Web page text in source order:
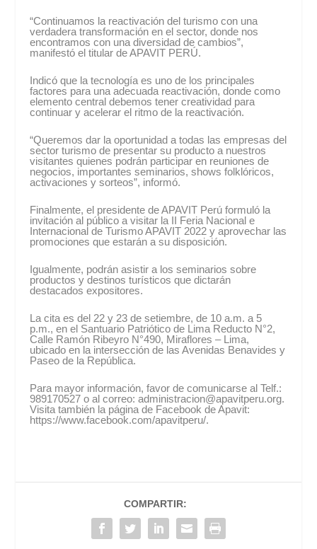
“Continuamos la reactivación del turismo con una
verdadera transformación en el sector, donde nos
encontramos con una diversidad de cambios”,
manifestó el titular de APAVIT PERÚ.
Indicó que la tecnología es uno de los principales
factores para una adecuada reactivación, donde como
elemento central debemos tener creatividad para
continuar y acelerar el ritmo de la reactivación.
“Queremos dar la oportunidad a todas las empresas del
sector turismo de presentar su producto a nuestros
visitantes quienes podrán participar en reuniones de
negocios, importantes seminarios, shows folklóricos,
activaciones y sorteos”, informó.
Finalmente, el presidente de APAVIT Perú formuló la
invitación al público a visitar la II Feria Nacional e
Internacional de Turismo APAVIT 2022 y aprovechar las
promociones que estarán a su disposición.
Igualmente, podrán asistir a los seminarios sobre
productos y destinos turísticos que dictarán
destacados expositores.
La cita es del 22 y 23 de setiembre, de 10 a.m. a 5
p.m., en el Santuario Patriótico de Lima Reducto N°2,
Calle Ramón Ribeyro N°490, Miraflores – Lima,
ubicado en la intersección de las Avenidas Benavides y
Paseo de la República.
Para mayor información, favor de comunicarse al Telf.:
989170527 o al correo: administracion@apavitperu.org.
Visita también la página de Facebook de Apavit:
https://www.facebook.com/apavitperu/.
COMPARTIR: